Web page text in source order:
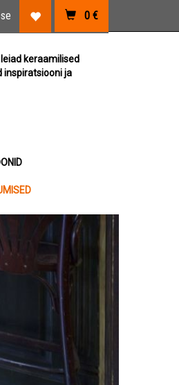
0 €
Lemmikute link
keraamilised
inspiratsiooni ja